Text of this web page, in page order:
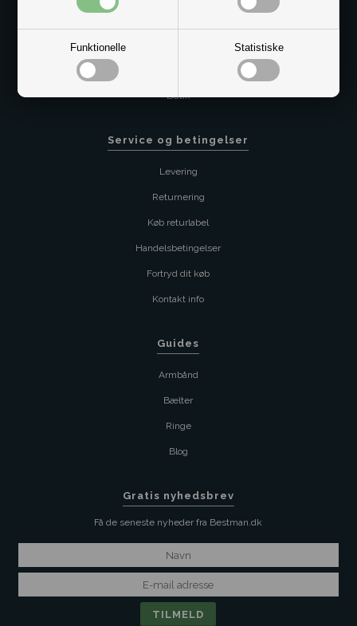
Funktionelle Statistiske
Butik
Service og betingelser
Levering
Returnering
Køb returlabel
Handelsbetingelser
Fortryd dit køb
Kontakt info
Guides
Armbånd
Bælter
Ringe
Blog
Gratis nyhedsbrev
Få de seneste nyheder fra Bestman.dk